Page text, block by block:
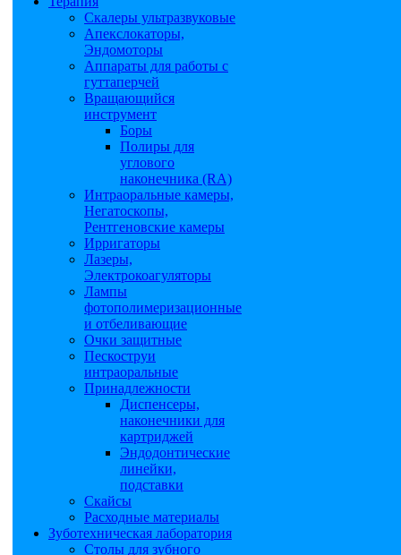
Скалеры ультразвуковые
Апекслокаторы,
Эндомоторы
Аппараты для работы с
гуттаперчей
Вращающийся
инструмент
Боры
Полиры для
углового
наконечника (RA)
Интраоральные камеры,
Негатоскопы,
Рентгеновские камеры
Ирригаторы
Лазеры,
Электрокоагуляторы
Лампы
фотополимеризационные
и отбеливающие
Очки защитные
Пескоструи
интраоральные
Принадлежности
Диспенсеры,
наконечники для
картриджей
Эндодонтические
линейки,
подставки
Скайсы
Расходные материалы
Зуботехническая лаборатория
Столы для зубного